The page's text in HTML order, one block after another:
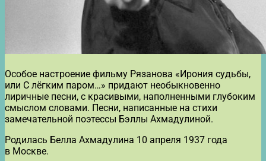
Особое настроение фильму Рязанова «Ирония судьбы,
или С лёгким паром…» придают необыкновенно
лиричные песни, с красивыми, наполненными глубоким
смыслом словами. Песни, написанные на стихи
замечательной поэтессы Бэллы Ахмадулиной.
Родилась Белла Ахмадулина 10 апреля 1937 года
в Москве.